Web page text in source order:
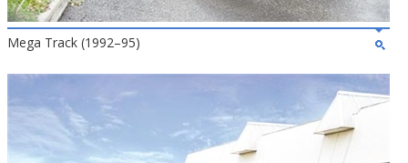
Mega Track (1992–95)